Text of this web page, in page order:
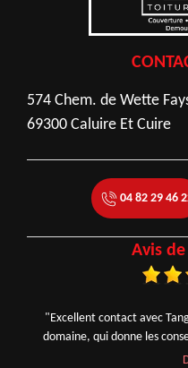
574 Chem. de Wette
69300 Caluire Et Cuire
04 82 29 46
Avis
"Excellent contact avec
domaine, qui donne les